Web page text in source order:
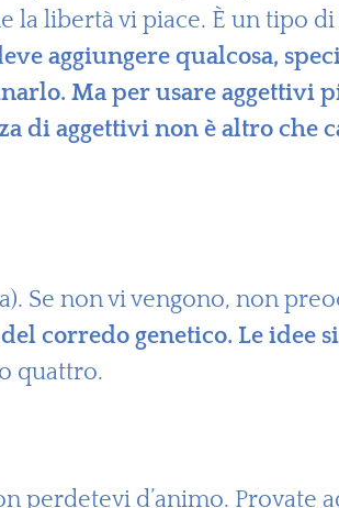
la libertà vi piace. È un tipo
aggiungere qualcosa,
Ma per usare aggettivi
di aggettivi non è altro che
Se non vi vengono, non
corredo genetico. Le idee
quattro.
perdetevi d’animo. Provate